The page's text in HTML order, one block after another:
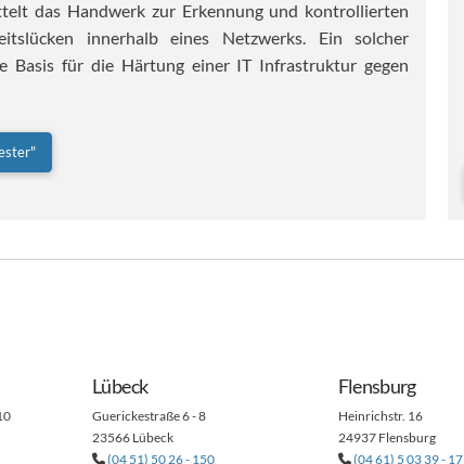
das Handwerk zur Erkennung und kontrollierten
innerhalb eines Netzwerks. Ein solcher
Basis für die Härtung einer IT Infrastruktur gegen
Lübeck
Guerickestraße 6 - 8
23566 Lübeck
(04 51) 50 26 - 150
Flensburg
Heinrichstr. 16
24937 Flensburg
(04 61) 5 03 39 - 17